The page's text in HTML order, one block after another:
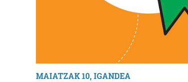
MAIATZAK 10, IGANDEA